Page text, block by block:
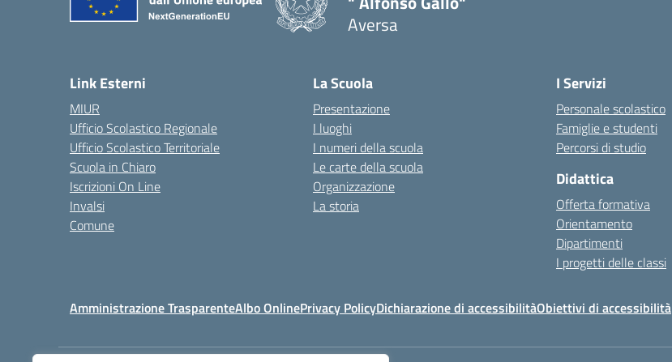
Aversa
Link Esterni
MIUR
Ufficio Scolastico Regionale
Ufficio Scolastico Territoriale
Scuola in Chiaro
Iscrizioni On Line
Invalsi
Comune
La Scuola
Presentazione
I luoghi
I numeri della scuola
Le carte della scuola
Organizzazione
La storia
I Servizi
Personale scolastico
Famiglie e studenti
Percorsi di studio
Didattica
Offerta formativa
Orientamento
Dipartimenti
I progetti delle classi
Amministrazione TrasparenteAlbo OnlinePrivacy PolicyDichiarazione di accessibilitàObiettivi di accessibilità